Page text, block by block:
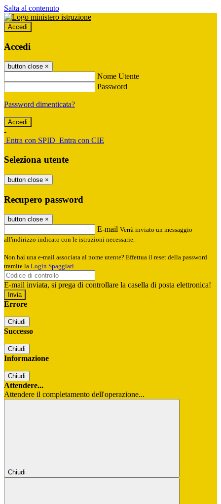
Salta al contenuto
Accedi
Accedi
button close ×
Nome Utente
Password
Password dimenticata?
-
Entra con SPID Entra con CIE
Seleziona utente
button close ×
Recupero password
button close ×
E-mail Verrà inviato un messaggio
all'indirizzo indicato con le istruzioni necessarie.
Non hai una e-mail associata al nome utente? Effettua il reset della password
tramite la Login Spaggiari
E-mail inviata, si prega di controllare la casella di posta elettronica!
Errore
Chiudi
Successo
Chiudi
Informazione
Chiudi
Attendere...
Attendere il completamento dell'operazione...
Chiudi